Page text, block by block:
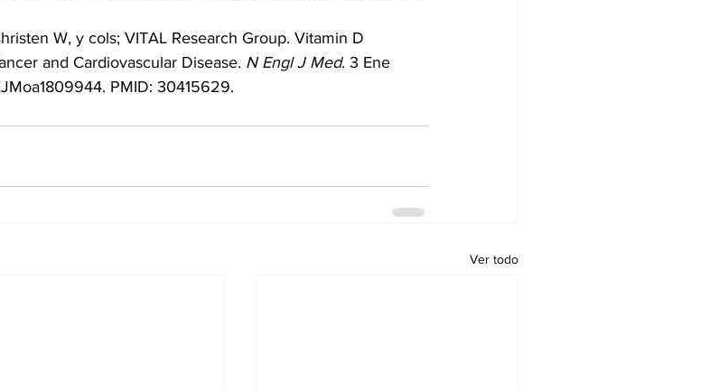
W, y cols; VITAL Research Group. Vitamin D
and Cardiovascular Disease. N Engl J Med. 3 Ene
PMID: 30415629.
Ver todo